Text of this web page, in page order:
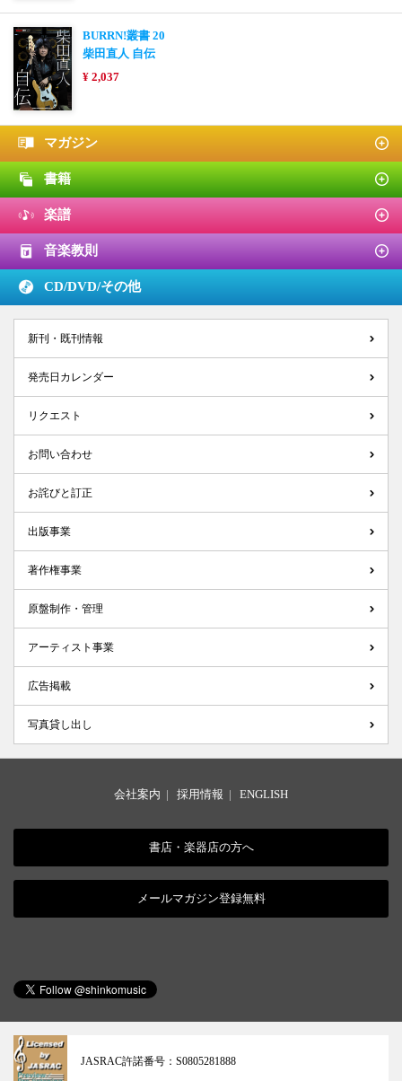
BURRN!叢書 20
柴田直人 自伝
¥ 2,037
マガジン
書籍
楽譜
音楽教則
CD/DVD/その他
新刊・既刊情報
発売日カレンダー
リクエスト
お問い合わせ
お詫びと訂正
出版事業
著作権事業
原盤制作・管理
アーティスト事業
広告掲載
写真貸し出し
会社案内 | 採用情報 | ENGLISH
書店・楽器店の方へ
メールマガジン登録無料
JASRAC許諾番号： S0805281888